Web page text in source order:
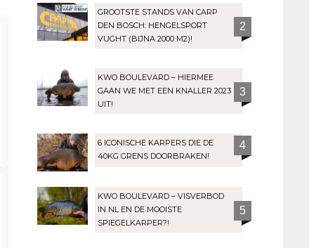
GROOTSTE STANDS VAN CARP
DEN BOSCH: HENGELSPORT
VUGHT (BIJNA 2000 M2)!
2
KWO BOULEVARD – HIERMEE
GAAN WE MET EEN KNALLER 2023
UIT!
3
6 ICONISCHE KARPERS DIE DE
40KG GRENS DOORBRAKEN!
4
KWO BOULEVARD – VISVERBOD
IN NL EN DE MOOISTE
SPIEGELKARPER?!
5